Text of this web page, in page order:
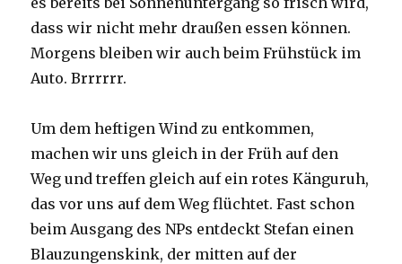
dass wir nicht mehr draußen essen können.
Morgens bleiben wir auch beim Frühstück im
Auto. Brrrrrr.
Um dem heftigen Wind zu entkommen,
machen wir uns gleich in der Früh auf den
Weg und treffen gleich auf ein rotes Känguruh,
das vor uns auf dem Weg flüchtet. Fast schon
beim Ausgang des NPs entdeckt Stefan einen
Blauzungenskink, der mitten auf der